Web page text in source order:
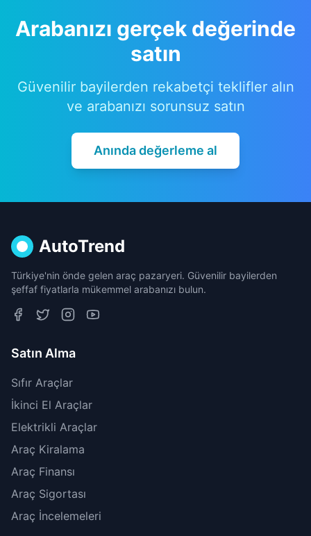
Arabanızı gerçek değerinde
satın
Güvenilir bayilerden rekabetçi teklifler alın
ve arabanızı sorunsuz satın
Anında değerleme al
AutoTrend
Türkiye'nin önde gelen araç pazaryeri. Güvenilir bayilerden
şeffaf fiyatlarla mükemmel arabanızı bulun.
Satın Alma
Sıfır Araçlar
İkinci El Araçlar
Elektrikli Araçlar
Araç Kiralama
Araç Finansı
Araç Sigortası
Araç İncelemeleri